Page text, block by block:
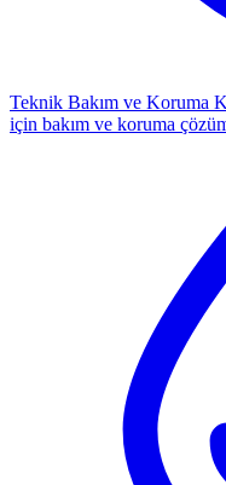
Teknik Bakım ve Koruma
için bakım ve koruma